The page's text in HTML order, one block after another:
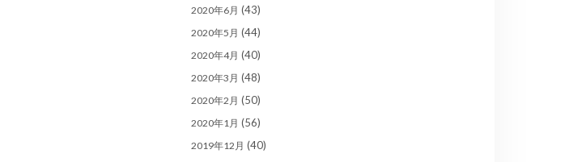
2020年6月 (43)
2020年5月 (44)
2020年4月 (40)
2020年3月 (48)
2020年2月 (50)
2020年1月 (56)
2019年12月 (40)